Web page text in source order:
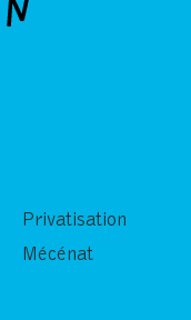
Privatisation
Mécénat